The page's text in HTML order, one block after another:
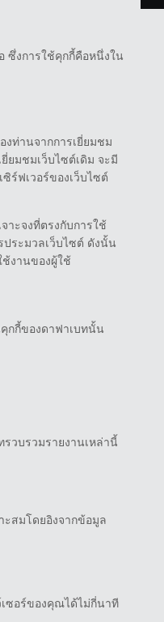
ซึ่งการใช้คุกกี้คือหนึ่งใน
งท่านจากการเยี่ยมชม
ยมชมเว็บไซต์เดิม จะมี
ร์ฟเวอร์ของเว็บไซต์
าะจงที่ตรงกับการใช้
ประมวลเว็บไซต์ ดังนั้น
งานของผู้ใช้
กกี้ของดาฟาเบทนั้น
วบรวมรายงานเหล่านี้
ะสมโดยอิงจากข้อมูล
เซอร์ของคุณได้ไม่กี่นาที